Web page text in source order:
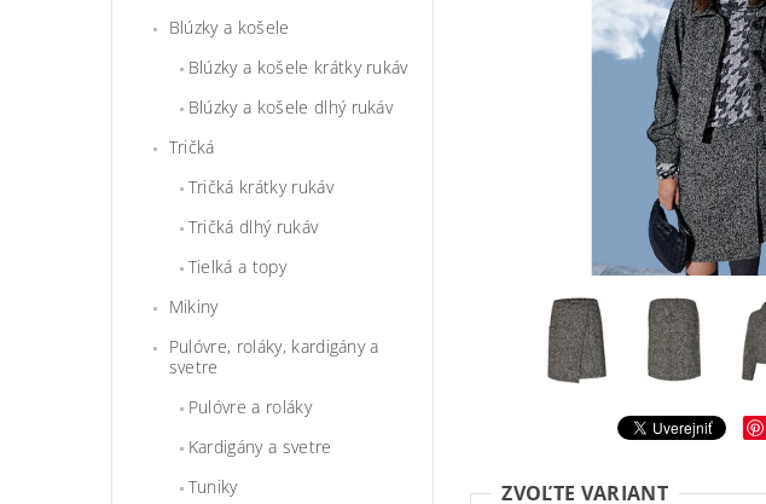
Blúzky a košele
Blúzky a košele krátky rukáv
Blúzky a košele dlhý rukáv
Tričká
Tričká krátky rukáv
Tričká dlhý rukáv
Tielká a topy
Mikiny
Pulóvre, roláky, kardigány a
svetre
Pulóvre a roláky
Kardigány a svetre
Tuniky
ZVOĽTE VARIANT